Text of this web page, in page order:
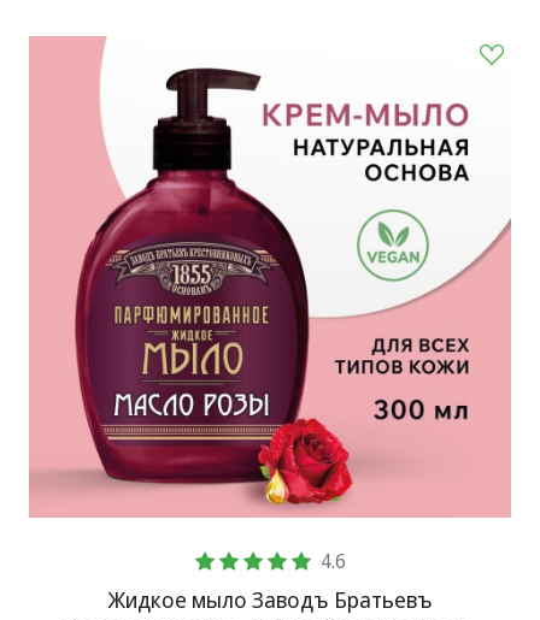
4.6
Жидкое мыло Заводъ Братьевъ